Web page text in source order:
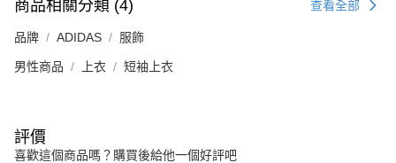
商品相關分類 (4) 查看全部
品牌 ADIDAS 服飾
男性商品 上衣 短袖上衣
評價
喜歡這個商品嗎？購買後給他一個好評吧